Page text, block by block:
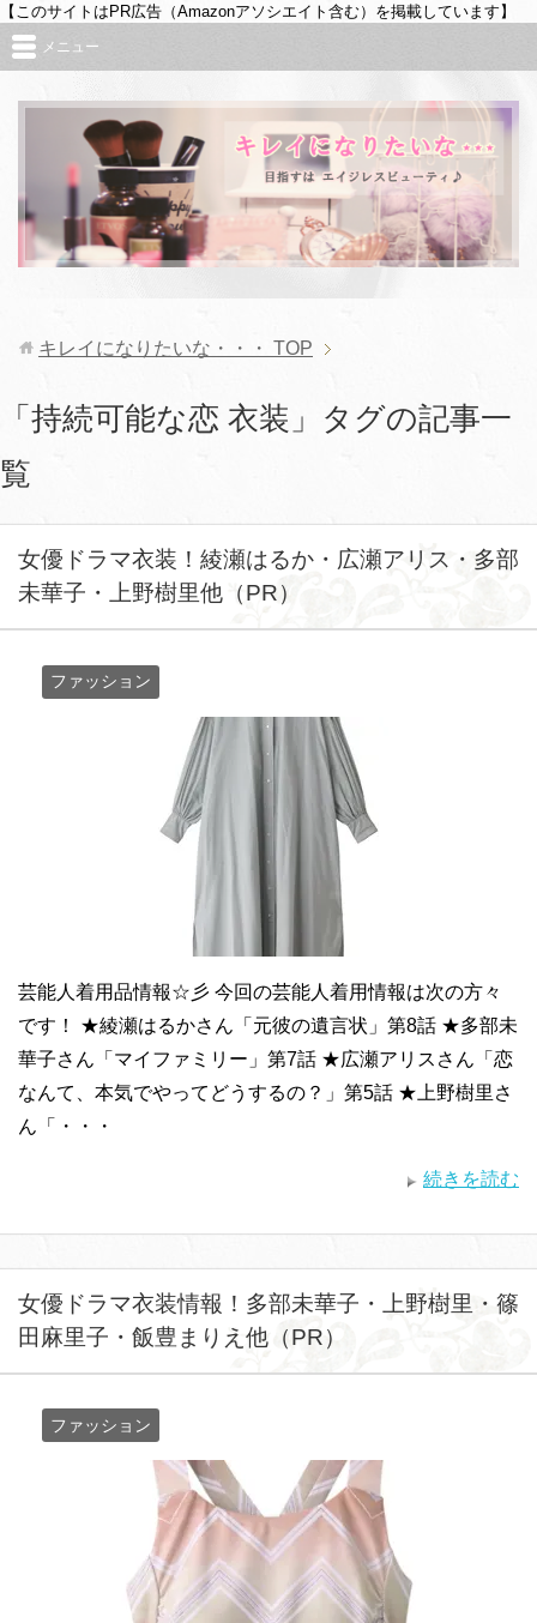
【このサイトはPR広告（Amazonアソシエイト含む）を掲載しています】
メニュー
キレイになりたいな・・・ TOP
「持続可能な恋 衣装」タグの記事一
覧
女優ドラマ衣装！綾瀬はるか・広瀬アリス・多部
未華子・上野樹里他（PR）
ファッション
芸能人着用品情報☆彡 今回の芸能人着用情報は次の方々
です！ ★綾瀬はるかさん「元彼の遺言状」第8話 ★多部未
華子さん「マイファミリー」第7話 ★広瀬アリスさん「恋
なんて、本気でやってどうするの？」第5話 ★上野樹里さ
ん「・・・
続きを読む
女優ドラマ衣装情報！多部未華子・上野樹里・篠
田麻里子・飯豊まりえ他（PR）
ファッション